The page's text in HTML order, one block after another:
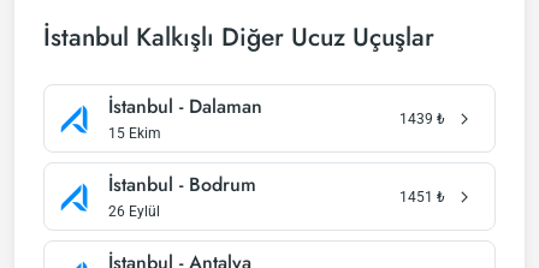
İstanbul Kalkışlı Diğer Ucuz Uçuşlar
İstanbul - Dalaman
15 Ekim
1439 ₺
İstanbul - Bodrum
26 Eylül
1451 ₺